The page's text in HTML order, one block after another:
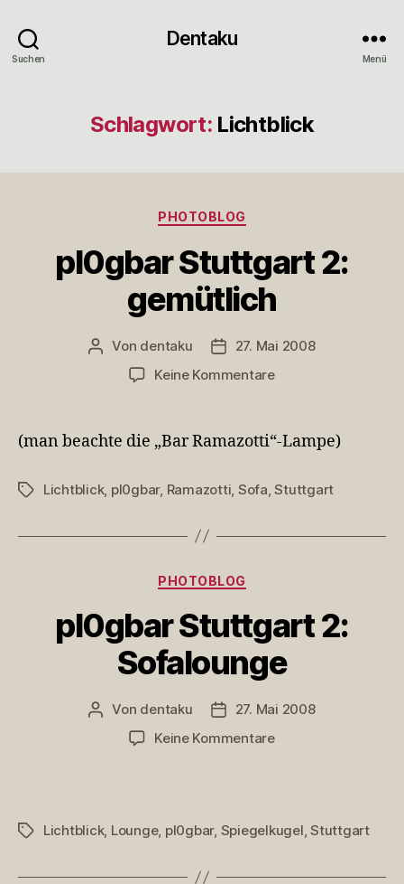
Suchen
Dentaku
Menü
Schlagwort: Lichtblick
Kategorien
PHOTOBLOG
pl0gbar Stuttgart 2:
gemütlich
Beitragsautor
Von dentaku Veröffentlichungsdatum
27. Mai 2008
Keine Kommentarezu
2:
gemütlich
(man beachte die „Bar Ramazotti“-Lampe)
Schlagwörter
Lichtblick, pl0gbar, Ramazotti Sofa ,Stuttgart
Kategorien
PHOTOBLOG
pl0gbar Stuttgart 2:
Sofalounge
Beitragsautor
Von dentaku Veröffentlichungsdatum
27. Mai 2008
Keine Kommentarezu
Schlagwörter
Lichtblick, Lounge, pl0gbar, Spiegelkugel,Stuttgart